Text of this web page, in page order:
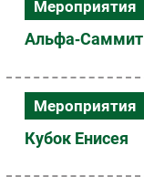
Мероприятия
Альфа‑Саммит
Мероприятия
Кубок Енисея